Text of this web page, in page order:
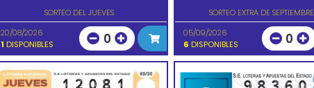
SORTEO DEL JUEVES
20/08/2026
1 DISPONIBLES 0
SORTEO EXTRA DE SEPTIEMBRE
05/09/2026
6 DISPONIBLES 0